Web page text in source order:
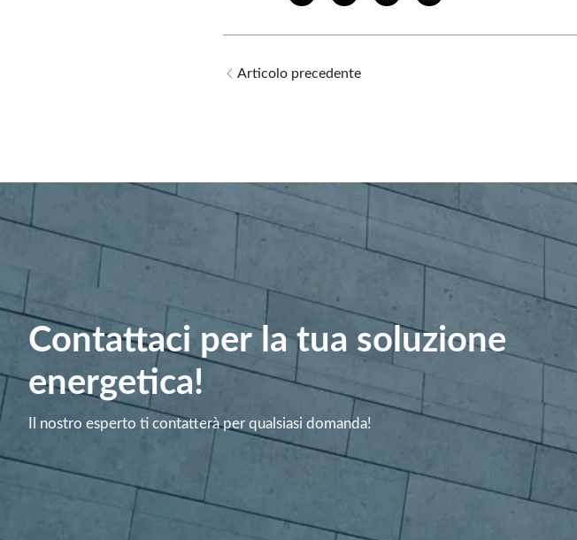
Articolo precedente
Contattaci per la tua soluzione
energetica!
Il nostro esperto ti contatterà per qualsiasi domanda!